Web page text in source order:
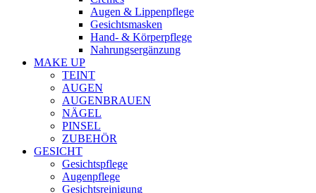
Augen & Lippenpflege
Gesichtsmasken
Hand- & Körperpflege
Nahrungsergänzung
MAKE UP
TEINT
AUGEN
AUGENBRAUEN
NÄGEL
PINSEL
ZUBEHÖR
GESICHT
Gesichtspflege
Augenpflege
Gesichtsreinigung